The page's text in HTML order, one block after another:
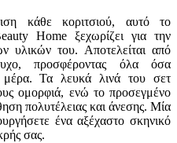
κάθε κοριτσιού, αυτό το
Home ξεχωρίζει για την
υλικών του. Αποτελείται από
προσφέροντας όλα όσα
μέρα. Τα λευκά λινά του σετ
ομορφιά, ενώ το προσεγμένο
πολυτέλειας και άνεσης. Μία
ένα αξέχαστο σκηνικό
σας.